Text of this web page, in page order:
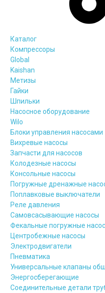
Каталог
Компрессоры
Global
Kaishan
Метизы
Гайки
Шпильки
Насосное оборудование
Wilo
Блоки управления насосами
Вихревые насосы
Запчасти для насосов
Колодезные насосы
Консольные насосы
Погружные дренажные
Поплавковые выключатели
Реле давления
Самовсасывающие насосы
Фекальные погружные
Центробежные насосы
Электродвигатели
Пневматика
Универсальные клапаны
Энергосберегающие
Соединительные детали